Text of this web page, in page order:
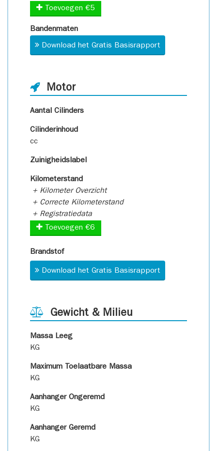
Toevoegen €5
Bandenmaten
Download het Gratis Basisrapport
Motor
Aantal Cilinders
Cilinderinhoud
cc
Zuinigheidslabel
Kilometerstand
+ Kilometer Overzicht
+ Correcte Kilometerstand
+ Registratiedata
Toevoegen €6
Brandstof
Download het Gratis Basisrapport
Gewicht & Milieu
Massa Leeg
KG
Maximum Toelaatbare Massa
KG
Aanhanger Ongeremd
KG
Aanhanger Geremd
KG